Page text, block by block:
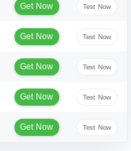
Get Now Test Now
Get Now Test Now
Get Now Test Now
Get Now Test Now
Get Now Test Now